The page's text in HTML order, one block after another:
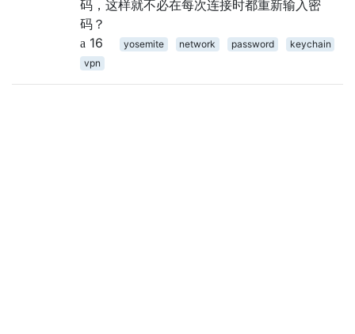
码，这样就不必在每次连接时都重新输入密
码？
16
yosemite network password
keychain
vpn